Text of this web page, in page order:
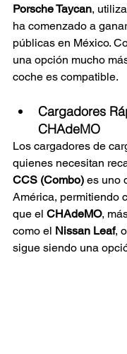
Porsche Taycan,
ha comenzado a
públicas en México.
una opción mucho
coche es compatible.
Cargadores
CHAdeMO
Los cargadores de
quienes necesitan
CCS (Combo) es uno
América, permitiendo
que el CHAdeMO,
como el Nissan Leaf,
sigue siendo una